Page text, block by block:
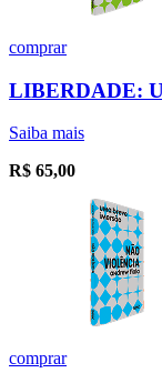
comprar
LIBERDADE:
Saiba mais
R$ 65,00
comprar